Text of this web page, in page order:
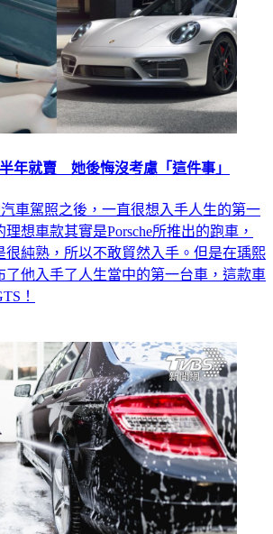
車駕照之後，一直很想入手人生的第一
想車款其實是Porsche所推出的跑車，
很純熟，所以不敢貿然入手。但是在瑀熙
他入手了人生當中的第一台車，這款車